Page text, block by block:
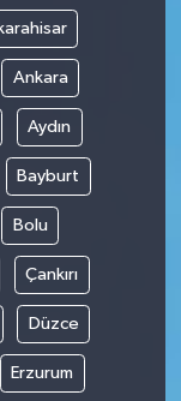
Ankara
Aydın
Bayburt
Bolu
Çankırı
Düzce
Erzurum